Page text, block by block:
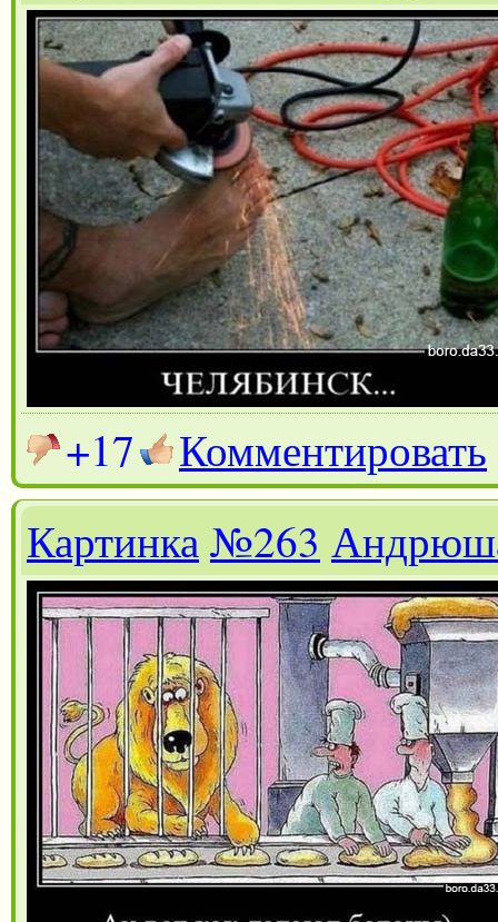
+17
Комментировать
Картинка№263